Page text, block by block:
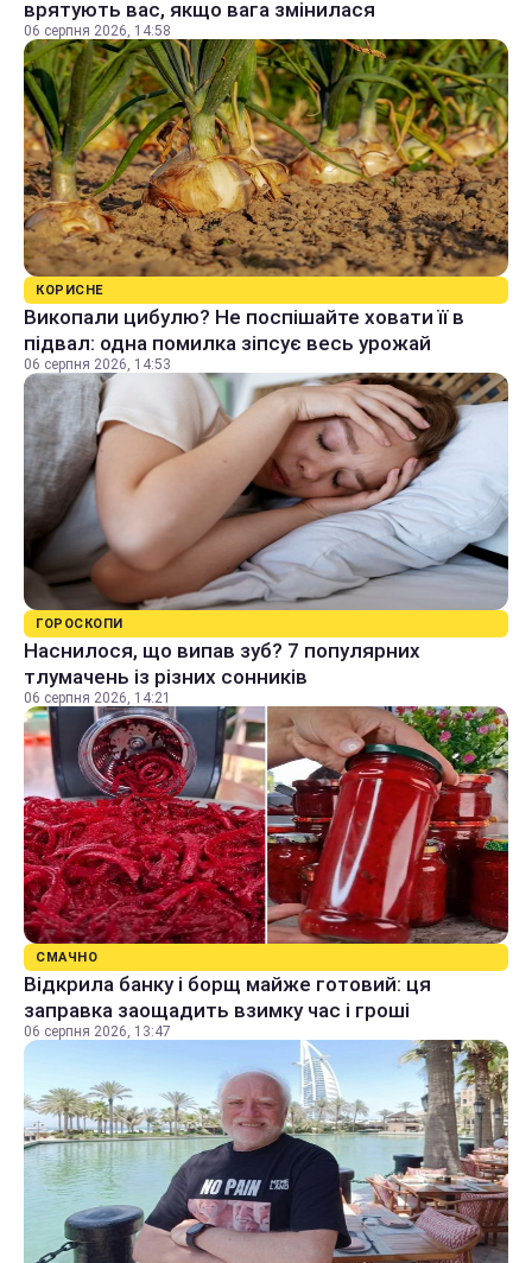
врятують вас, якщо вага змінилася
06 серпня 2026, 14:58
КОРИСНЕ
Викопали цибулю? Не поспішайте ховати її в
підвал: одна помилка зіпсує весь урожай
06 серпня 2026, 14:53
ГОРОСКОПИ
Наснилося, що випав зуб? 7 популярних
тлумачень із різних сонників
06 серпня 2026, 14:21
СМАЧНО
Відкрила банку і борщ майже готовий: ця
заправка заощадить взимку час і гроші
06 серпня 2026, 13:47